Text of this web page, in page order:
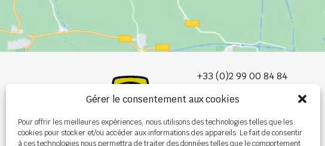
Gérer le consentement aux cookies
Pour offrir les meilleures expériences, nous utilisons des technologies telles que les
cookies pour stocker et/ou accéder aux informations des appareils. Le fait de consentir
à ces technologies nous permettra de traiter des données telles que le comportement
+33 (0)2 99 00 84 84
info@burel-group.com
Les Portes de Bretagne
P.A. de la Gaultière,